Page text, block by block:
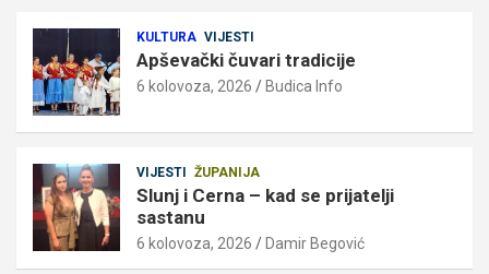
KULTURA VIJESTI
Apševački čuvari tradicije
6 kolovoza, 2026 Budica Info
VIJESTI ŽUPANIJA
Slunj i Cerna – kad se prijatelji
sastanu
6 kolovoza, 2026 Damir Begović